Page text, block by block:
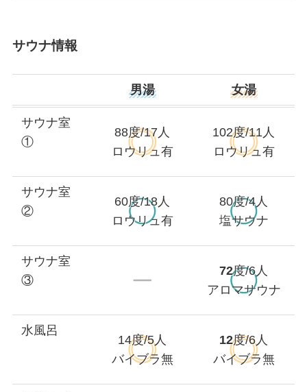
サウナ情報
男湯 女湯
サウナ室
①
88度/17人
ロウリュ有
102度/11人
ロウリュ有
サウナ室
②
60度/18人
ロウリュ有
80度/4人
塩サウナ
サウナ室
③
72度/6人
アロマサウナ
水風呂
14度/5人
バイブラ無
12度/6人
バイブラ無